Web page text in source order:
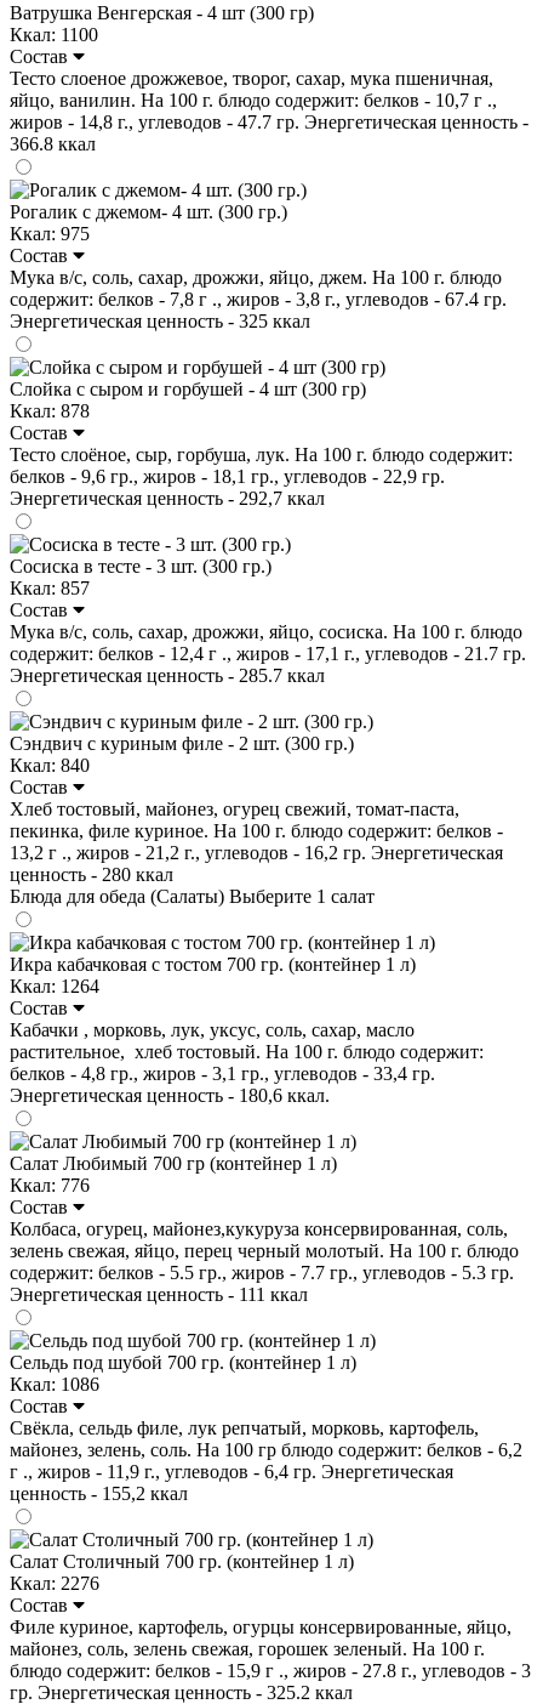
Ватрушка Венгерская - 4 шт (300 гр)
Ккал: 1100
Состав
Тесто слоеное дрожжевое, творог, сахар, мука пшеничная,
яйцо, ванилин. На 100 г. блюдо содержит: белков - 10,7 г .,
жиров - 14,8 г., углеводов - 47.7 гр. Энергетическая ценность -
366.8 ккал
Рогалик с джемом- 4 шт. (300 гр.)
Ккал: 975
Состав
Мука в/с, соль, сахар, дрожжи, яйцо, джем. На 100 г. блюдо
содержит: белков - 7,8 г ., жиров - 3,8 г., углеводов - 67.4 гр.
Энергетическая ценность - 325 ккал
Слойка с сыром и горбушей - 4 шт (300 гр)
Ккал: 878
Состав
Тесто слоёное, сыр, горбуша, лук. На 100 г. блюдо содержит:
белков - 9,6 гр., жиров - 18,1 гр., углеводов - 22,9 гр.
Энергетическая ценность - 292,7 ккал
Сосиска в тесте - 3 шт. (300 гр.)
Ккал: 857
Состав
Мука в/с, соль, сахар, дрожжи, яйцо, сосиска. На 100 г. блюдо
содержит: белков - 12,4 г ., жиров - 17,1 г., углеводов - 21.7 гр.
Энергетическая ценность - 285.7 ккал
Сэндвич с куриным филе - 2 шт. (300 гр.)
Ккал: 840
Состав
Хлеб тостовый, майонез, огурец свежий, томат-паста,
пекинка, филе куриное. На 100 г. блюдо содержит: белков -
13,2 г ., жиров - 21,2 г., углеводов - 16,2 гр. Энергетическая
ценность - 280 ккал
Блюда для обеда (Салаты) Выберите 1 салат
Икра кабачковая с тостом 700 гр. (контейнер 1 л)
Ккал: 1264
Состав
Кабачки , морковь, лук, уксус, соль, сахар, масло
растительное, хлеб тостовый. На 100 г. блюдо содержит:
белков - 4,8 гр., жиров - 3,1 гр., углеводов - 33,4 гр.
Энергетическая ценность - 180,6 ккал.
Салат Любимый 700 гр (контейнер 1 л)
Ккал: 776
Состав
Колбаса, огурец, майонез,кукуруза консервированная, соль,
зелень свежая, яйцо, перец черный молотый. На 100 г. блюдо
содержит: белков - 5.5 гр., жиров - 7.7 гр., углеводов - 5.3 гр.
Энергетическая ценность - 111 ккал
Сельдь под шубой 700 гр. (контейнер 1 л)
Ккал: 1086
Состав
Свёкла, сельдь филе, лук репчатый, морковь, картофель,
майонез, зелень, соль. На 100 гр блюдо содержит: белков - 6,2
г ., жиров - 11,9 г., углеводов - 6,4 гр. Энергетическая
ценность - 155,2 ккал
Салат Столичный 700 гр. (контейнер 1 л)
Ккал: 2276
Состав
Филе куриное, картофель, огурцы консервированные, яйцо,
майонез, соль, зелень свежая, горошек зеленый. На 100 г.
блюдо содержит: белков - 15,9 г ., жиров - 27.8 г., углеводов - 3
гр. Энергетическая ценность - 325.2 ккал